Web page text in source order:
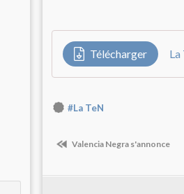
Télécharger La
#La TeN
Valencia Negra s'annonce